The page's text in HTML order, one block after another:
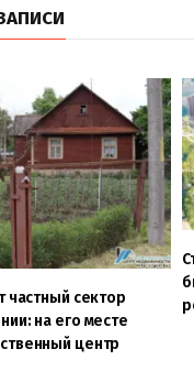
частный сектор
на его месте
центр